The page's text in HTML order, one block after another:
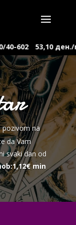
602 53,10 ден./
na
da Vam
svaki dan od
min